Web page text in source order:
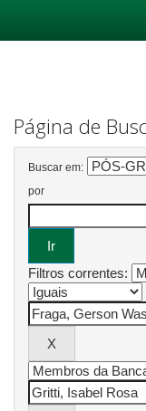
Página de
Buscar em:
por
Filtros correntes: